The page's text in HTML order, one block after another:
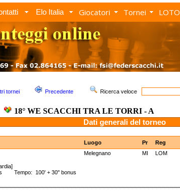
Elo Italia Giocatori Tornei LOTO
tornei Precedente Ricerca veloce
18° WE SCACCHI TRA LE TORRI - A
Dati generali del torneo
Luogo Pr Reg
Melegnano MI LOM
Tempo: 100' + 30'' bonus